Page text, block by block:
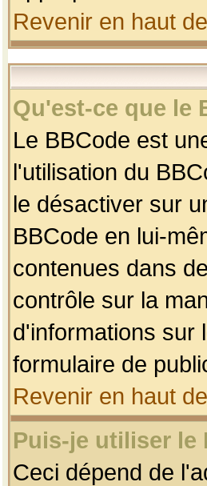
Revenir en haut
Qu'est-ce que le
Le BBCode est
l'utilisation du
le désactiver sur
BBCode en lui-
contenues dans
contrôle sur la
d'informations sur
formulaire de
Revenir en haut
Puis-je utiliser le
Ceci dépend de